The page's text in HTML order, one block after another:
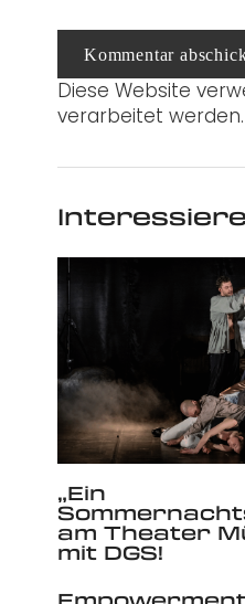
Kommentar
Diese Website
verarbeitet werden.
„Ein
am Theater
mit DGS!